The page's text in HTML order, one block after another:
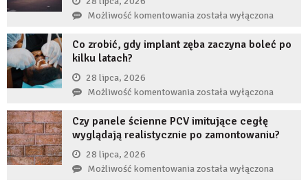
implantem?
przed
komornikiem?
Możliwość komentowaniaJak
wykorzystują
żeby
zwiększyć
wiarygodność
produktu?
została wyłączona
Co zrobić, gdy implant zęba zaczyna boleć po
kilku latach?
28 lipca, 2026
Możliwość komentowaniaCo
gdy
implant
zaczyna
została wyłączona
Czy panele ścienne PCV imitujące cegłę
wyglądają realistycznie po zamontowaniu?
28 lipca, 2026
Możliwość komentowaniaCzy
została wyłączona